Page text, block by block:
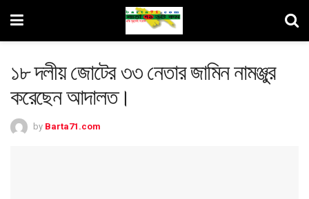
১৮ দলীয় জোটের ৩৩ নেতার জামিন নামঞ্জুর
করেছেন আদালত।
by Barta71.com